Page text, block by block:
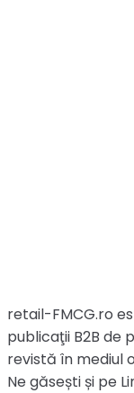
retail-FMCG.ro
publicaţii B2B de
revistă în mediul
Ne găsești și pe